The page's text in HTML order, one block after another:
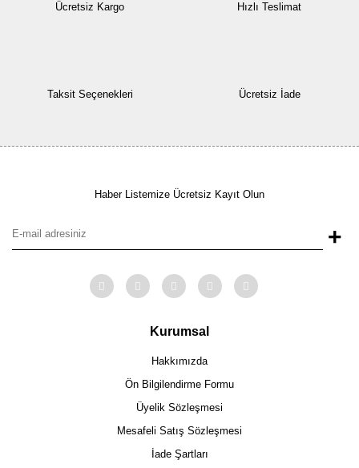
Ücretsiz Kargo Hızlı Teslimat
Taksit Seçenekleri Ücretsiz İade
Haber Listemize Ücretsiz Kayıt Olun
+
Kurumsal
Hakkımızda
Ön Bilgilendirme Formu
Üyelik Sözleşmesi
Mesafeli Satış Sözleşmesi
İade Şartları